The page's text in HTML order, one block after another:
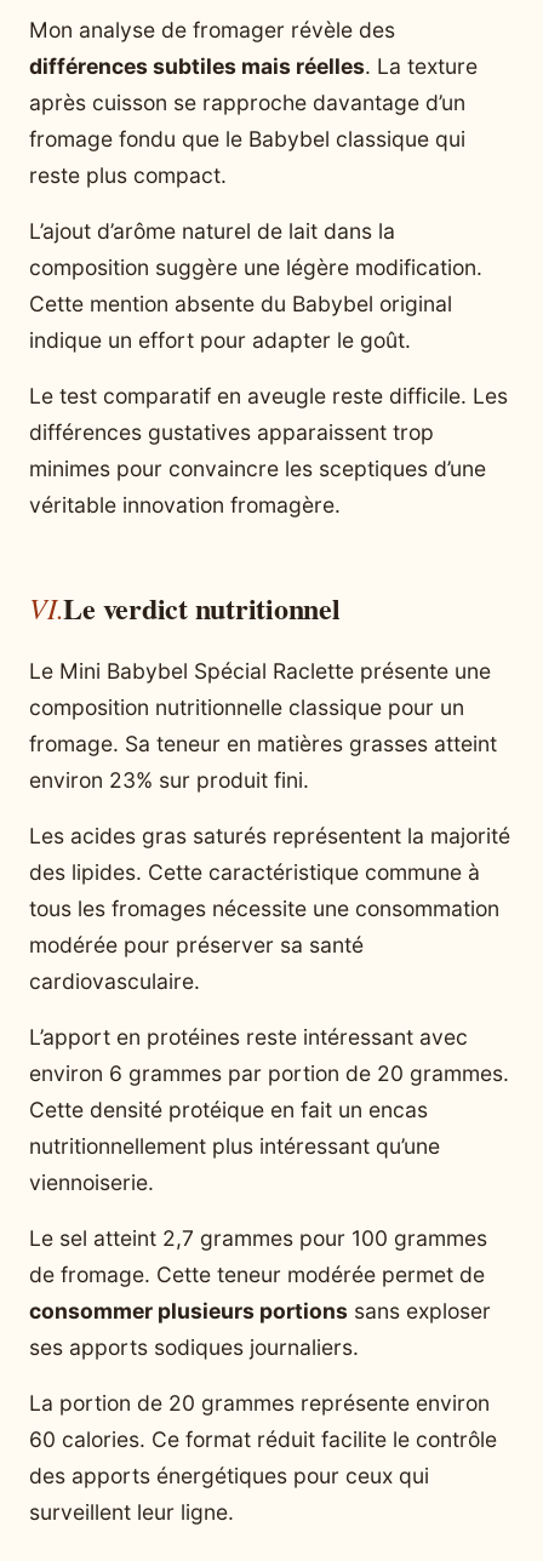
Mon analyse de fromager révèle des
différences subtiles mais réelles. La texture
après cuisson se rapproche davantage d’un
fromage fondu que le Babybel classique qui
reste plus compact.
L’ajout d’arôme naturel de lait dans la
composition suggère une légère modification.
Cette mention absente du Babybel original
indique un effort pour adapter le goût.
Le test comparatif en aveugle reste difficile. Les
différences gustatives apparaissent trop
minimes pour convaincre les sceptiques d’une
véritable innovation fromagère.
Le verdict nutritionnel
Le Mini Babybel Spécial Raclette présente une
composition nutritionnelle classique pour un
fromage. Sa teneur en matières grasses atteint
environ 23% sur produit fini.
Les acides gras saturés représentent la majorité
des lipides. Cette caractéristique commune à
tous les fromages nécessite une consommation
modérée pour préserver sa santé
cardiovasculaire.
L’apport en protéines reste intéressant avec
environ 6 grammes par portion de 20 grammes.
Cette densité protéique en fait un encas
nutritionnellement plus intéressant qu’une
viennoiserie.
Le sel atteint 2,7 grammes pour 100 grammes
de fromage. Cette teneur modérée permet de
consommer plusieurs portions sans exploser
ses apports sodiques journaliers.
La portion de 20 grammes représente environ
60 calories. Ce format réduit facilite le contrôle
des apports énergétiques pour ceux qui
surveillent leur ligne.